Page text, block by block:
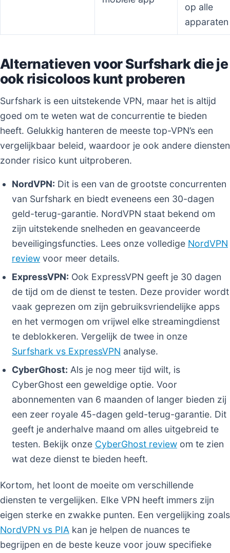
op alle
apparaten
Alternatieven voor Surfshark die je
ook risicoloos kunt proberen
Surfshark is een uitstekende VPN, maar het is altijd
goed om te weten wat de concurrentie te bieden
heeft. Gelukkig hanteren de meeste top-VPN’s een
vergelijkbaar beleid, waardoor je ook andere diensten
zonder risico kunt uitproberen.
NordVPN: Dit is een van de grootste concurrenten
van Surfshark en biedt eveneens een 30-dagen
geld-terug-garantie. NordVPN staat bekend om
zijn uitstekende snelheden en geavanceerde
beveiligingsfuncties. Lees onze volledige NordVPN
reviewvoor meer details.
ExpressVPN: Ook ExpressVPN geeft je 30 dagen
de tijd om de dienst te testen. Deze provider wordt
vaak geprezen om zijn gebruiksvriendelijke apps
en het vermogen om vrijwel elke streamingdienst
te deblokkeren. Vergelijk de twee in onze
Surfshark vs ExpressVPN analyse.
CyberGhost: Als je nog meer tijd wilt, is
CyberGhost een geweldige optie. Voor
abonnementen van 6 maanden of langer bieden zij
een zeer royale 45-dagen geld-terug-garantie. Dit
geeft je anderhalve maand om alles uitgebreid te
testen. Bekijk onze CyberGhost reviewom te zien
wat deze dienst te bieden heeft.
Kortom, het loont de moeite om verschillende
diensten te vergelijken. Elke VPN heeft immers zijn
eigen sterke en zwakke punten. Een vergelijking zoals
NordVPN vs PIA kan je helpen de nuances te
begrijpen en de beste keuze voor jouw specifieke